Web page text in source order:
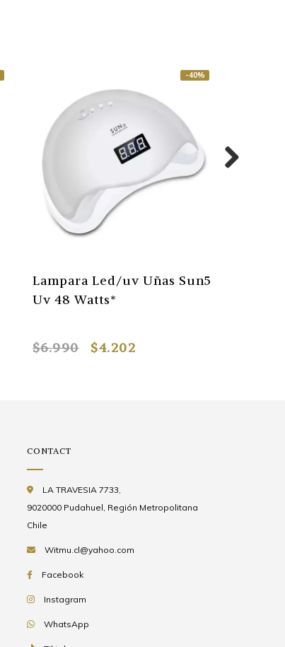
-40%
Lampara Led/uv Uñas Sun5
Uv 48 Watts*
$6.990 $4.202
CONTACT
LA TRAVESIA 7733,
9020000 Pudahuel, Región Metropolitana
Chile
Witmu.cl@yahoo.com
Facebook
Instagram
WhatsApp